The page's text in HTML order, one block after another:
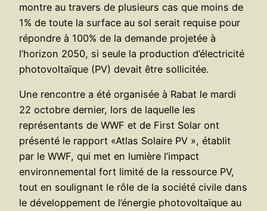
montre au travers de plusieurs cas que moins de
1% de toute la surface au sol serait requise pour
répondre à 100% de la demande projetée à
l’horizon 2050, si seule la production d’électricité
photovoltaïque (PV) devait être sollicitée.
Une rencontre a été organisée à Rabat le mardi
22 octobre dernier, lors de laquelle les
représentants de WWF et de First Solar ont
présenté le rapport «Atlas Solaire PV », établit
par le WWF, qui met en lumière l’impact
environnemental fort limité de la ressource PV,
tout en soulignant le rôle de la société civile dans
le développement de l’énergie photovoltaïque au